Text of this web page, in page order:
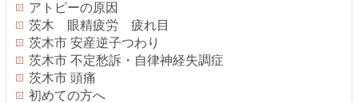
アトピーの原因
茨木 眼精疲労 疲れ目
茨木市 安産逆子つわり
茨木市 不定愁訴・自律神経失調症
茨木市 頭痛
初めての方へ